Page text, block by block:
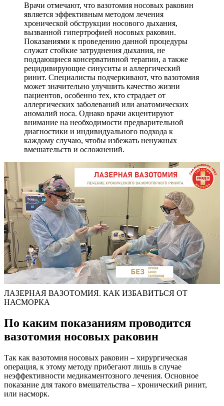
Врачи отмечают, что вазотомия носовых раковин
является эффективным методом лечения
хронической обструкции носового дыхания,
вызванной гипертрофией носовых раковин.
Показаниями к проведению данной процедуры
служат стойкие затруднения дыхания, не
поддающиеся консервативной терапии, а также
рецидивирующие синуситы и аллергический
ринит. Специалисты подчеркивают, что вазотомия
может значительно улучшить качество жизни
пациентов, особенно тех, кто страдает от
аллергических заболеваний или анатомических
аномалий носа. Однако врачи акцентируют
внимание на необходимости предварительной
диагностики и индивидуального подхода к
каждому случаю, чтобы избежать ненужных
вмешательств и осложнений.
ЛАЗЕРНАЯ ВАЗОТОМИЯ. КАК ИЗБАВИТЬСЯ ОТ
НАСМОРКА
По каким показаниям проводится
вазотомия носовых раковин
Так как вазотомия носовых раковин – хирургическая
операция, к этому методу прибегают лишь в случае
неэффективности медикаментозного лечения. Основное
показание для такого вмешательства – хронический ринит,
или насморк.